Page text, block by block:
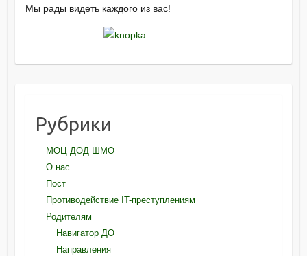
Мы рады видеть каждого из вас!
Рубрики
МОЦ ДОД ШМО
О нас
Пост
Противодействие IT-преступлениям
Родителям
Навигатор ДО
Направления